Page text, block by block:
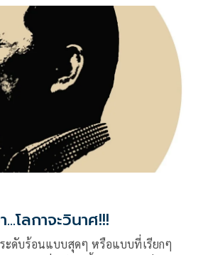
โลกาจะวินาศ!!!
ะดับร้อนแบบสุดๆ หรือแบบที่เรียกๆ